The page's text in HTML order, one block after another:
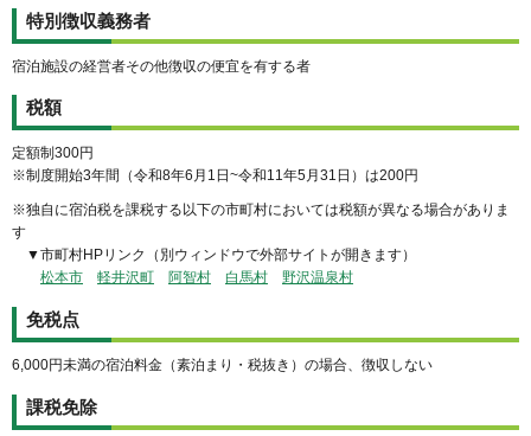
特別徴収義務者
宿泊施設の経営者その他徴収の便宜を有する者
税額
定額制300円
※制度開始3年間（令和8年6月1日~令和11年5月31日）は200円
※独自に宿泊税を課税する以下の市町村においては税額が異なる場合がありま
す
▼市町村HPリンク（別ウィンドウで外部サイトが開きます）
松本市
軽井沢町 阿智村 白馬村 野沢温泉村
免税点
6,000円未満の宿泊料金（素泊まり・税抜き）の場合、徴収しない
課税免除